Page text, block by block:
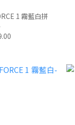
1 霧藍白拼